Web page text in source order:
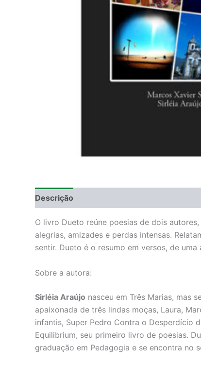
Descrição
O livro Dueto reúne poesias de dois
alegrias, amizades e perdas intensas.
sentir. Dueto é o resumo em versos, de
Sobre a autora:
Sirléia Araújo nasceu em Três Marias, mas
apaixonada de três lindas moças, Laura,
infantis, Super Pedro Contra o Desperdício
Equilibrium, seu primeiro livro de poesias.
graduação em Pedagogia e se encontra no